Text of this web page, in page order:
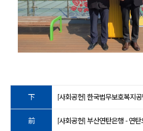
下
前